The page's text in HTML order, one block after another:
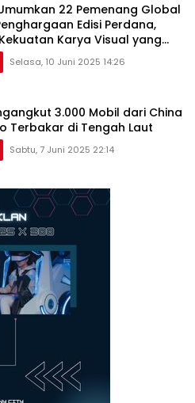
22 Pemenang Global
Edisi Perdana,
Karya Visual yang
Dunia
Selasa, 10 Juni 2025 14:26
3.000 Mobil dari China
Terbakar di Tengah Laut
Sabtu, 7 Juni 2025 22:14